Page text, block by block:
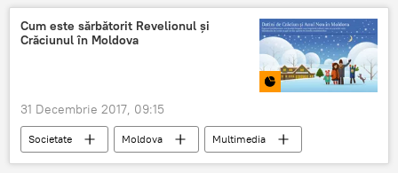
Cum este sărbătorit Revelionul și
Crăciunul în Moldova
31 Decembrie 2017, 09:15
Societate Moldova
Multimedia
Grafică Info
Moldova
Crăciun